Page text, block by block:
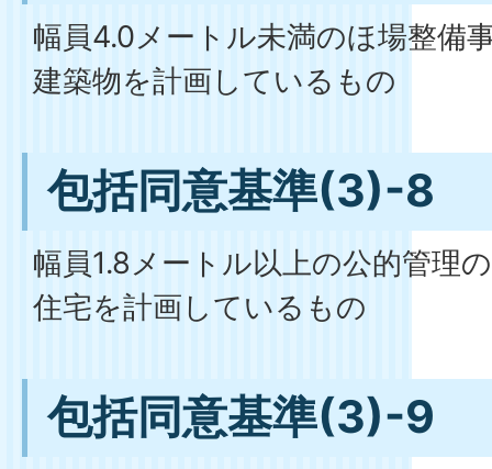
幅員4.0メートル未満のほ場整備
建築物を計画しているもの
包括同意基準(3)-8
幅員1.8メートル以上の公的管理
住宅を計画しているもの
包括同意基準(3)-9